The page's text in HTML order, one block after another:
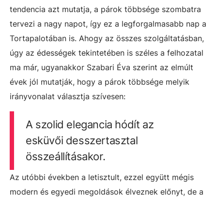
tendencia azt mutatja, a párok többsége szombatra
tervezi a nagy napot, így ez a legforgalmasabb nap a
Tortapalotában is. Ahogy az összes szolgáltatásban,
úgy az édességek tekintetében is széles a felhozatal
ma már, ugyanakkor Szabari Éva szerint az elmúlt
évek jól mutatják, hogy a párok többsége melyik
irányvonalat választja szívesen:
A szolid elegancia hódít az
esküvői desszertasztal
összeállításakor.
Az utóbbi években a letisztult, ezzel együtt mégis
modern és egyedi megoldások élveznek előnyt, de a